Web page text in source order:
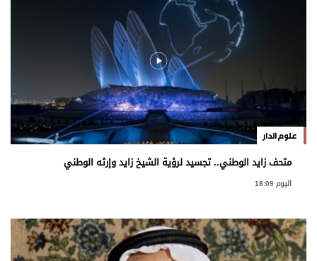
علوم الدار
متحف زايد الوطني.. تجسيد لرؤية الشيخ زايد وإرثه الوطني
اليوم 18:09